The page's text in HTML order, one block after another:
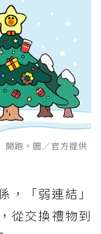
跑。圖／官方提供
，「弱連結」
從交換禮物到